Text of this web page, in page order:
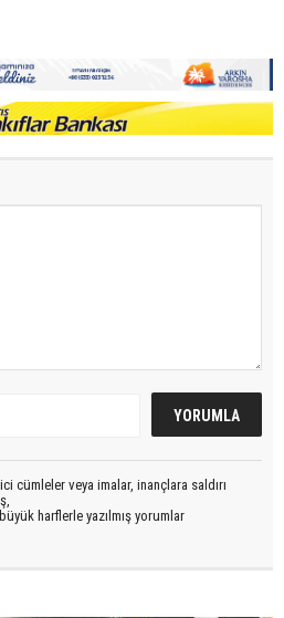
cümleler veya imalar, inançlara saldırı
harflerle yazılmış yorumlar